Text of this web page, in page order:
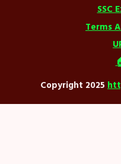
SSC
Terms
Copyright 2025